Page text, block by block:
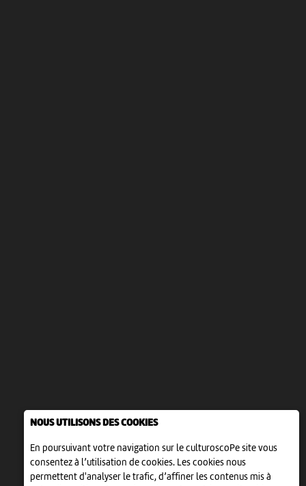
NOUS UTILISONS DES COOKIES
En poursuivant votre navigation sur le culturoscoPe site vous
consentez à l’utilisation de cookies. Les cookies nous
permettent d'analyser le trafic, d’affiner les contenus mis à